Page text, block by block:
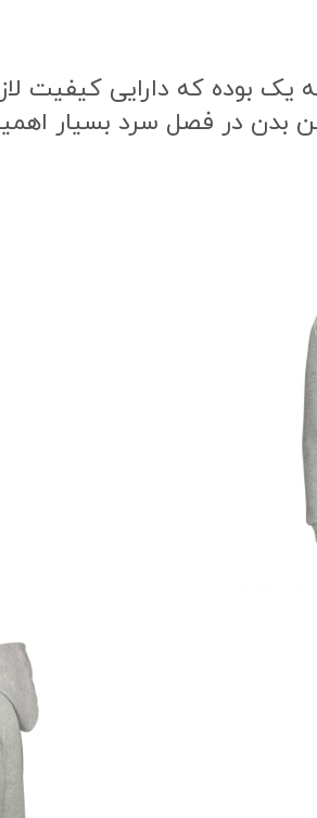
بوده که دارایی کیفیت
بدن در فصل سرد بسیار